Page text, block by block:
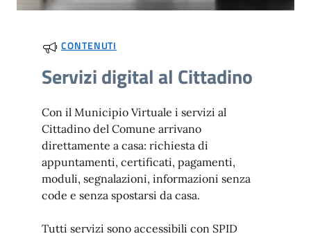
CONTENUTI
Servizi digital al Cittadino
Con il Municipio Virtuale i servizi al
Cittadino del Comune arrivano
direttamente a casa: richiesta di
appuntamenti, certificati, pagamenti,
moduli, segnalazioni, informazioni senza
code e senza spostarsi da casa.
Tutti servizi sono accessibili con SPID